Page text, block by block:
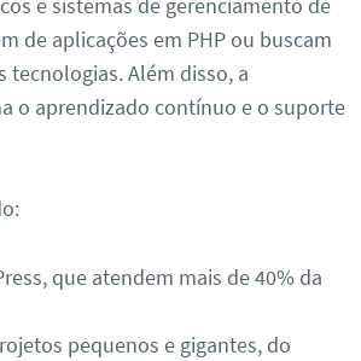
de aplicações em PHP ou buscam
Além disso, a
o aprendizado contínuo e o suporte
que atendem mais de 40% da
pequenos e gigantes, do